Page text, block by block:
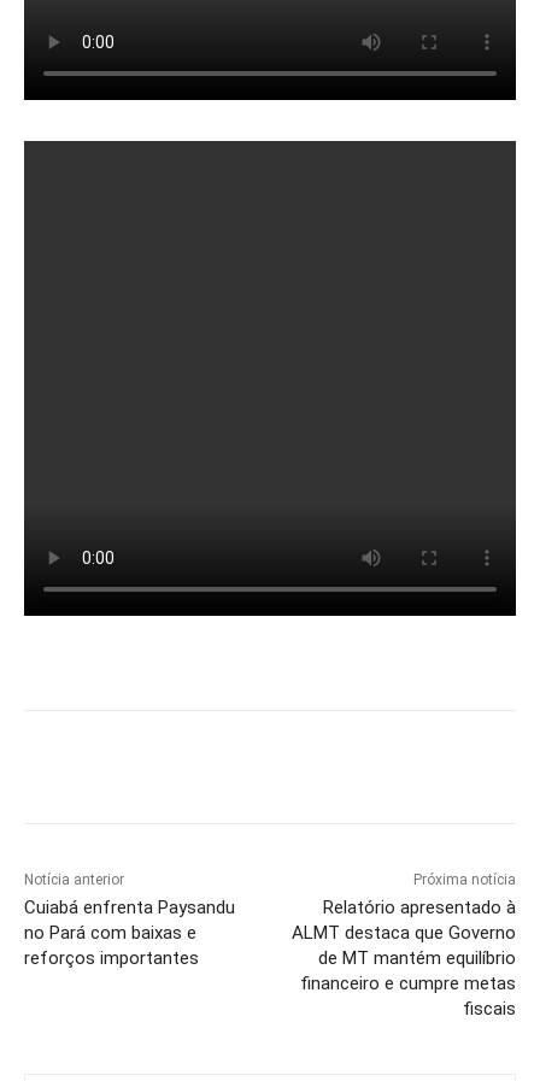
Notícia anterior
Cuiabá enfrenta Paysandu
no Pará com baixas e
reforços importantes
Próxima notícia
Relatório apresentado à
ALMT destaca que Governo
de MT mantém equilíbrio
financeiro e cumpre metas
fiscais